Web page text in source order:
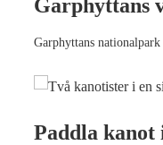
Garphyttans
Garphyttans
Paddla